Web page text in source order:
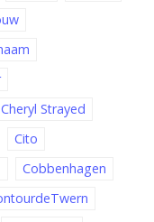
Cheryl Strayed
Cito
Cobbenhagen